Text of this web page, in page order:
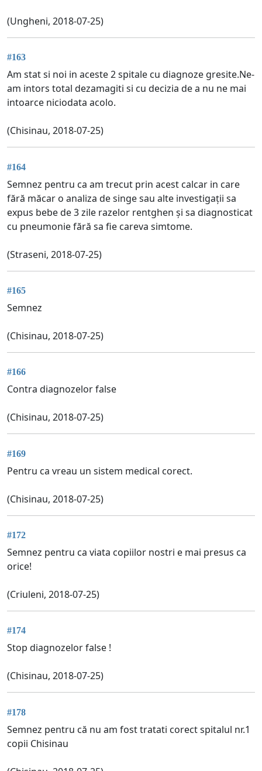
(Ungheni, 2018-07-25)
#163
Am stat si noi in aceste 2 spitale cu diagnoze gresite.Ne-
am intors total dezamagiti si cu decizia de a nu ne mai
intoarce niciodata acolo.
(Chisinau, 2018-07-25)
#164
Semnez pentru ca am trecut prin acest calcar in care
fără măcar o analiza de singe sau alte investigații sa
expus bebe de 3 zile razelor rentghen și sa diagnosticat
cu pneumonie fără sa fie careva simtome.
(Straseni, 2018-07-25)
#165
Semnez
(Chisinau, 2018-07-25)
#166
Contra diagnozelor false
(Chisinau, 2018-07-25)
#169
Pentru ca vreau un sistem medical corect.
(Chisinau, 2018-07-25)
#172
Semnez pentru ca viata copiilor nostri e mai presus ca
orice!
(Criuleni, 2018-07-25)
#174
Stop diagnozelor false !
(Chisinau, 2018-07-25)
#178
Semnez pentru că nu am fost tratati corect spitalul nr.1
copii Chisinau